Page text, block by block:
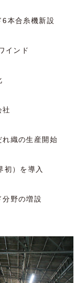
6本合糸機新設
インド
社
れ織の生産開始
初）を導入
分野の増設